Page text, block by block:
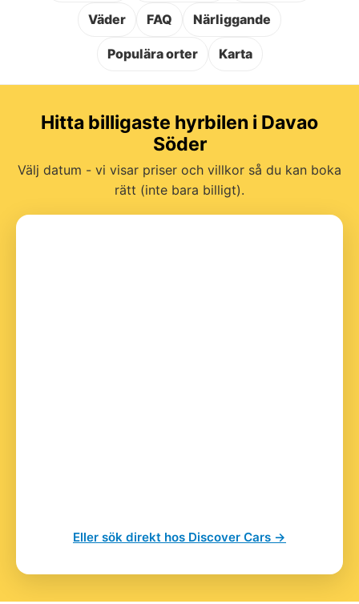
Väder FAQ Närliggande
Populära orter Karta
Hitta billigaste hyrbilen i Davao
Söder
Välj datum - vi visar priser och villkor så du kan boka
rätt (inte bara billigt).
Eller sök direkt hos Discover Cars →